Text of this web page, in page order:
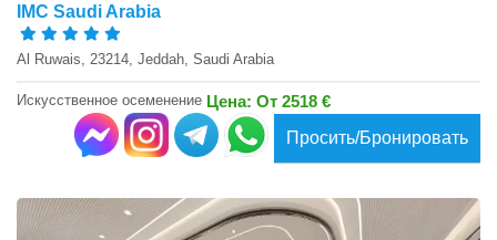
IMC Saudi Arabia
Al Ruwais, 23214, Jeddah, Saudi Arabia
Искусственное осеменение Цена: От 2518 €
Просить/Бронировать